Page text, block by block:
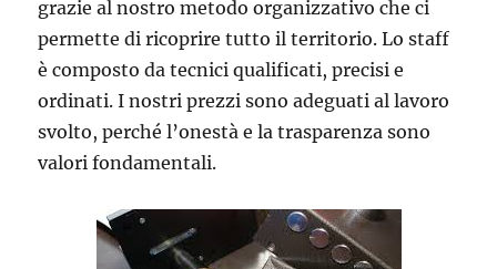
grazie al nostro metodo organizzativo che ci
permette di ricoprire tutto il territorio. Lo staff
è composto da tecnici qualificati, precisi e
ordinati. I nostri prezzi sono adeguati al lavoro
svolto, perché l’onestà e la trasparenza sono
valori fondamentali.